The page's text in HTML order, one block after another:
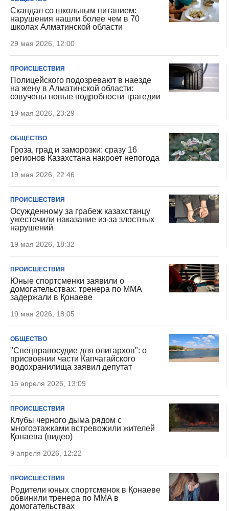
Скандал со школьным питанием:
нарушения нашли более чем в 70
школах Алматинской области
29 мая 2026, 12:00
ПРОИСШЕСТВИЯ
Полицейского подозревают в наезде
на жену в Алматинской области:
озвучены новые подробности трагедии
19 мая 2026, 23:29
ОБЩЕСТВО
Гроза, град и заморозки: сразу 16
регионов Казахстана накроет непогода
19 мая 2026, 22:46
ПРОИСШЕСТВИЯ
Осужденному за грабеж казахстанцу
ужесточили наказание из-за злостных
нарушений
19 мая 2026, 18:32
ПРОИСШЕСТВИЯ
Юные спортсменки заявили о
домогательствах: тренера по MMA
задержали в Қонаеве
19 мая 2026, 18:05
ОБЩЕСТВО
"Спецправосудие для олигархов": о
присвоении части Капчагайского
водохранилища заявил депутат
15 апреля 2026, 13:09
ПРОИСШЕСТВИЯ
Клубы черного дыма рядом с
многоэтажками встревожили жителей
Қонаева (видео)
9 апреля 2026, 12:22
ПРОИСШЕСТВИЯ
Родители юных спортсменок в Қонаеве
обвинили тренера по MMA в
домогательствах